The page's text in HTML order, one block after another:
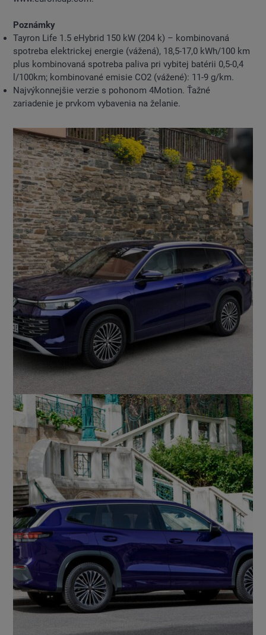
Poznámky
Tayron Life 1.5 eHybrid 150 kW (204 k) – kombinovaná
spotreba elektrickej energie (vážená), 18,5-17,0 kWh/100 km
plus kombinovaná spotreba paliva pri vybitej batérii 0,5-0,4
l/100km; kombinované emisie CO2 (vážené): 11-9 g/km.
Najvýkonnejšie verzie s pohonom 4Motion. Ťažné
zariadenie je prvkom vybavenia na želanie.